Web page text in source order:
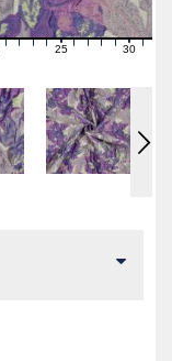
222324252627282930 31